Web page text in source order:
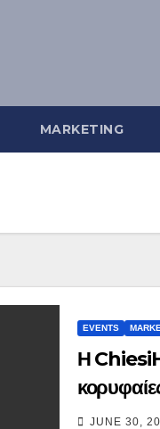
MARKETING
EVENTS
Η
Ελλάδα
JUNE 30,